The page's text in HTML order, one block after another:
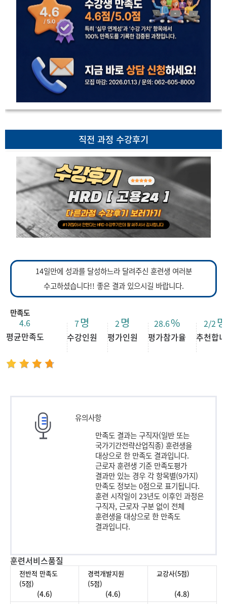
직전 과정 수강후기
14일만에 성과를 달성하느라 달려주신 훈련생 여러분
수고하셨습니다!! 좋은 결과 있으시길 바랍니다.
만족도
평균만족도
4.6
수강인원
7명
평가인원
2명
평가참가율
28.6%
추천합
2/2명
유의사항
만족도 결과는 구직자(일반 또는
국가기간전략산업직종) 훈련생을
대상으로 한 만족도 결과입니다.
근로자 훈련생 기준 만족도평가
결과만 있는 경우 각 항목별(9가지)
만족도 정보는 0점으로 표기됩니다.
훈련 시작일이 23년도 이후인 과정은
구직자, 근로자 구분 없이 전체
훈련생을 대상으로 한 만족도
결과입니다.
훈련서비스품질
전반적 만족도
(5점)
(4.6)
경력개발지원
(5점)
(4.6)
교강사(5점)
(4.8)